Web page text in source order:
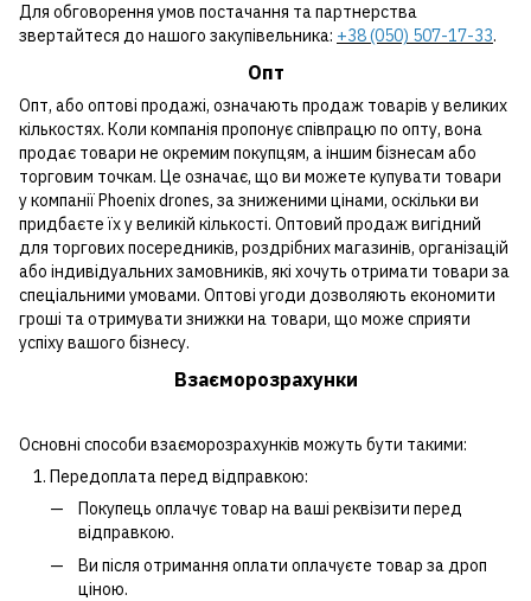
Для обговорення умов постачання та партнерства
звертайтеся до нашого закупівельника: +38 (050) 507-17-33.
Опт
Опт, або оптові продажі, означають продаж товарів у великих
кількостях. Коли компанія пропонує співпрацю по опту, вона
продає товари не окремим покупцям, а іншим бізнесам або
торговим точкам. Це означає, що ви можете купувати товари
у компанії Phoenix drones, за зниженими цінами, оскільки ви
придбаєте їх у великій кількості. Оптовий продаж вигідний
для торгових посередників, роздрібних магазинів, організацій
або індивідуальних замовників, які хочуть отримати товари за
спеціальними умовами. Оптові угоди дозволяють економити
гроші та отримувати знижки на товари, що може сприяти
успіху вашого бізнесу.
Взаєморозрахунки
Основні способи взаєморозрахунків можуть бути такими:
Передоплата перед відправкою:
Покупець оплачує товар на ваші реквізити перед
відправкою.
Ви після отримання оплати оплачуєте товар за дроп
ціною.